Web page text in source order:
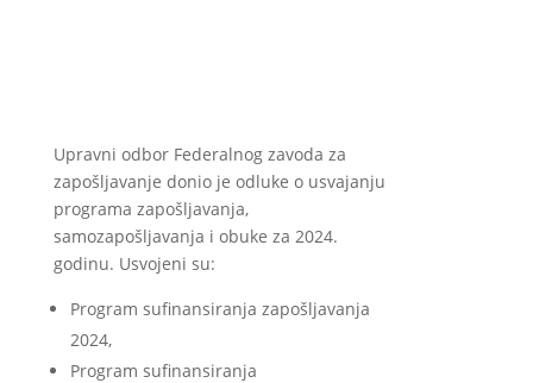
Upravni odbor Federalnog zavoda za
zapošljavanje donio je odluke o usvajanju
programa zapošljavanja,
samozapošljavanja i obuke za 2024.
godinu. Usvojeni su:
Program sufinansiranja zapošljavanja
2024,
Program sufinansiranja